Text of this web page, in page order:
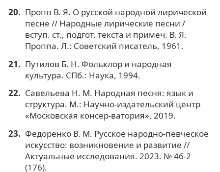
Пропп В. Я. О русской народной лирической
песне // Народные лирические песни /
вступ. ст., подгот. текста и примеч. В. Я.
Проппа. Л.: Советский писатель, 1961.
Путилов Б. Н. Фольклор и народная
культура. СПб.: Наука, 1994.
Савельева Н. М. Народная песня: язык и
структура. М.: Научно-издательский центр
«Московская консер-ватория», 2019.
Федоренко В. М. Русское народно-певческое
искусство: возникновение и развитие //
Актуальные исследования. 2023. № 46-2
(176).